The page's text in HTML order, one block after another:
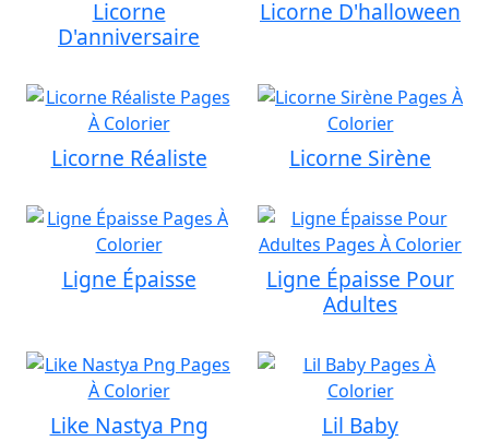
Licorne
D'anniversaire
Licorne D'halloween
Licorne Réaliste Licorne Sirène
Ligne Épaisse
Ligne Épaisse Pour
Adultes
Like Nastya Png Lil Baby